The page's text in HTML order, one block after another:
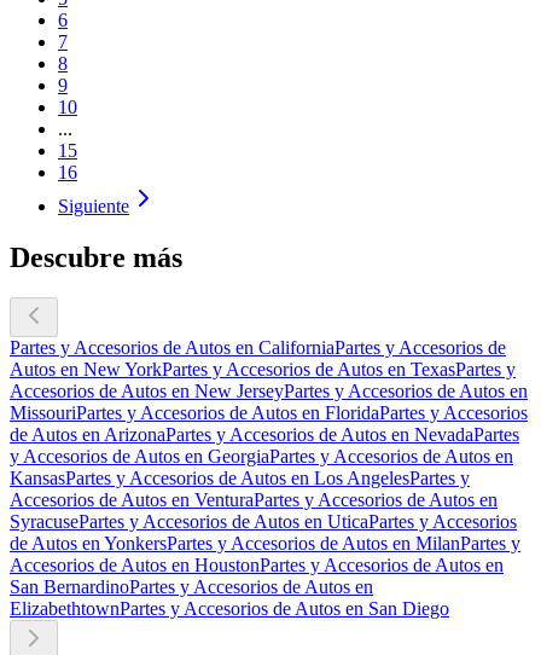
6
7
8
9
10
...
15
16
Siguiente
Descubre más
Partes y Accesorios de Autos en CaliforniaPartes y Accesorios de
Autos en New YorkPartes y Accesorios de Autos en TexasPartes y
Accesorios de Autos en New JerseyPartes y Accesorios de Autos en
MissouriPartes y Accesorios de Autos en FloridaPartes y Accesorios
de Autos en ArizonaPartes y Accesorios de Autos en NevadaPartes
y Accesorios de Autos en GeorgiaPartes y Accesorios de Autos en
KansasPartes y Accesorios de Autos en Los AngelesPartes y
Accesorios de Autos en VenturaPartes y Accesorios de Autos en
SyracusePartes y Accesorios de Autos en UticaPartes y Accesorios
de Autos en YonkersPartes y Accesorios de Autos en MilanPartes y
Accesorios de Autos en HoustonPartes y Accesorios de Autos en
San BernardinoPartes y Accesorios de Autos en
ElizabethtownPartes y Accesorios de Autos en San Diego